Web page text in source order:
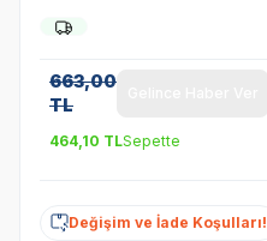
663,00
TL
464,10 TLSepette
Değişim ve İade Koşulları!